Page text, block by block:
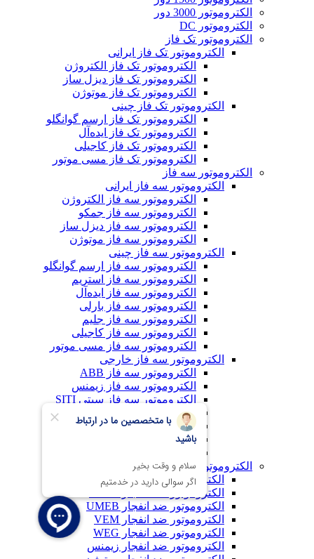
الکتروموتور 3000 دور
الکتروموتور DC
الکتروموتور تک فاز
الکتروموتور تک فاز ایرانی
الکتروموتور تک فاز الکتروژن
الکتروموتور تک فاز دیزل ساز
الکتروموتور تک فاز موتوژن
الکتروموتور تک فاز چینی
الکتروموتور تک فاز ارسم گوانگلو
الکتروموتور تک فاز ایده‌آل
الکتروموتور تک فاز کاجیلی
الکتروموتور تک فاز مسی موتور
الکتروموتور سه فاز
الکتروموتور سه فاز ایرانی
الکتروموتور سه فاز الکتروژن
الکتروموتور سه فاز جمکو
الکتروموتور سه فاز دیزل ساز
الکتروموتور سه فاز موتوژن
الکتروموتور سه فاز چینی
الکتروموتور سه فاز ارسم گوانگلو
الکتروموتور سه فاز استریم
الکتروموتور سه فاز ایده‌آل
الکتروموتور سه فاز بارلی
الکتروموتور سه فاز جلیم
الکتروموتور سه فاز کاجیلی
الکتروموتور سه فاز مسی موتور
الکتروموتور سه فاز خارجی
الکتروموتور سه فاز ABB
الکتروموتور سه فاز زیمنس
الکتروموتور سه فاز سیتی SITI
الکتروموتور سه فاز گاماک
الکتروموتور سه فاز وگ WEG
الکتروموتور سه فاز وم VEM
الکتروموتور ضدانفجار
الکتروموتور ضد انفجار COEL
الکتروموتور ضد انفجار REAL
الکتروموتور ضد انفجار UMEB
الکتروموتور ضد انفجار VEM
الکتروموتور ضد انفجار WEG
الکتروموتور ضد انفجار زیمنس